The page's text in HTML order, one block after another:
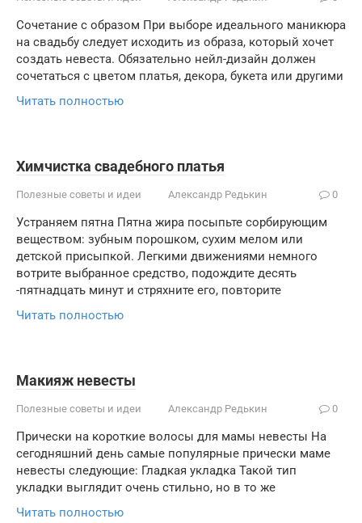
Сочетание с образом При выборе идеального маникюра
на свадьбу следует исходить из образа, который хочет
создать невеста. Обязательно нейл-дизайн должен
сочетаться с цветом платья, декора, букета или другими
Читать полностью
Химчистка свадебного платья
Полезные советы и идеи Александр Редькин 0
Устраняем пятна Пятна жира посыпьте сорбирующим
веществом: зубным порошком, сухим мелом или
детской присыпкой. Легкими движениями немного
вотрите выбранное средство, подождите десять
-пятнадцать минут и стряхните его, повторите
Читать полностью
Макияж невесты
Полезные советы и идеи Александр Редькин 0
Прически на короткие волосы для мамы невесты На
сегодняшний день самые популярные прически маме
невесты следующие: Гладкая укладка Такой тип
укладки выглядит очень стильно, но в то же
Читать полностью